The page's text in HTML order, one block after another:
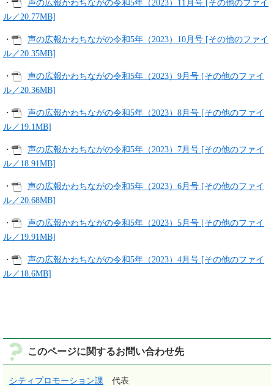
・
声の広報かわちながの令和5年（2023）11月号 [その他のファイ
ル／20.77MB]
・
声の広報かわちながの令和5年（2023）10月号 [その他のファイ
ル／20.35MB]
・
声の広報かわちながの令和5年（2023）9月号 [その他のファイ
ル／20.36MB]
・
声の広報かわちながの令和5年（2023）8月号 [その他のファイ
ル／19.1MB]
・
声の広報かわちながの令和5年（2023）7月号 [その他のファイ
ル／18.91MB]
・
声の広報かわちながの令和5年（2023）6月号 [その他のファイ
ル／20.68MB]
・
声の広報かわちながの令和5年（2023）5月号 [その他のファイ
ル／19.91MB]
・
声の広報かわちながの令和5年（2023）4月号 [その他のファイ
ル／18.6MB]
このページに関するお問い合わせ先
シティプロモーション課
代表